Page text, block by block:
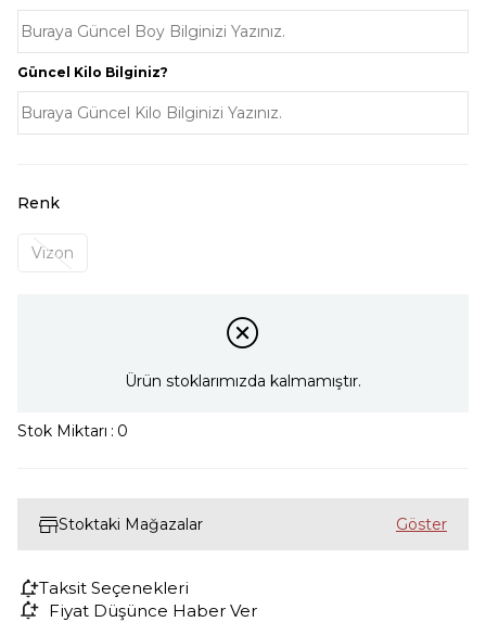
Güncel Kilo Bilginiz?
Renk
Vizon
Ürün stoklarımızda kalmamıştır.
Stok Miktarı : 0
Stoktaki Mağazalar
Taksit Seçenekleri
Fiyat Düşünce Haber Ver